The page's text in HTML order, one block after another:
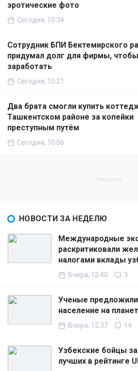
эротические фото
Сегодня, 10:34
Сотрудник БПИ Бектемирского
придумал долг для фирмы, чтобы
заработать
Сегодня, 10:21
Два брата смогли купить
Ташкентском районе за копейки
преступным путём
Сегодня, 10:06
НОВОСТИ ЗА НЕДЕЛЮ
Международные
раскритиковали
налогами вклады
Вчера, 12:40 3
Ученые предложили
население на
Вчера, 12:37 14
Узбекские бойцы
лучших в рейтинге